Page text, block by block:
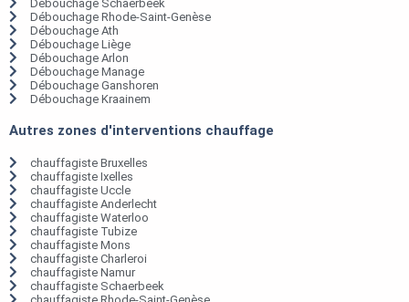
Débouchage Schaerbeek
Débouchage Rhode-Saint-Genèse
Débouchage Ath
Débouchage Liège
Débouchage Arlon
Débouchage Manage
Débouchage Ganshoren
Débouchage Kraainem
Autres zones d'interventions chauffage
chauffagiste Bruxelles
chauffagiste Ixelles
chauffagiste Uccle
chauffagiste Anderlecht
chauffagiste Waterloo
chauffagiste Tubize
chauffagiste Mons
chauffagiste Charleroi
chauffagiste Namur
chauffagiste Schaerbeek